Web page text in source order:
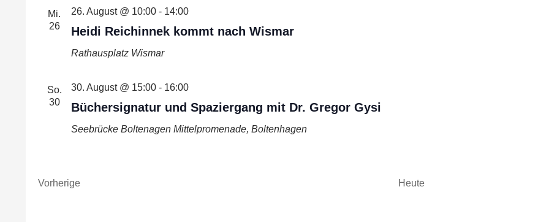
Mi.
26
Heidi Reichinnek kommt nach Wismar
26. August @ 10:00- 14:00
Rathausplatz Wismar
So.
30
Büchersignatur und Spaziergang mit Dr. Gregor Gysi
30. August @ 15:00- 16:00
Seebrücke Boltenagen Mittelpromenade, Boltenhagen
VorherigeVeranstaltungen Heute